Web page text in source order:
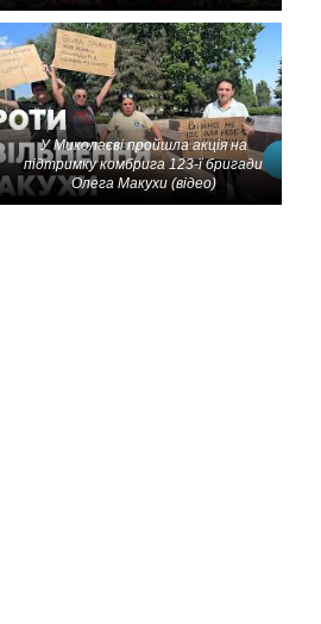
У Миколаєві пройшла акція на
підтримку комбрига 123-ї бригади
Олега Макухи (відео)